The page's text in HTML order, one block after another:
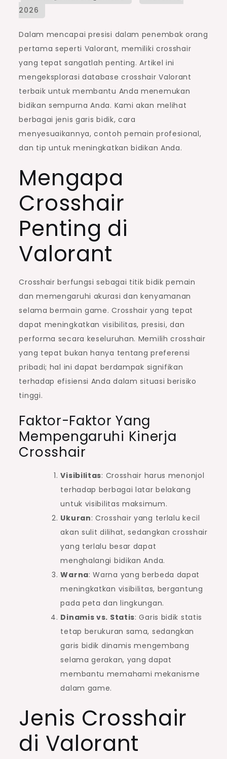
Dalam mencapai presisi dalam penembak orang
pertama seperti Valorant, memiliki crosshair
yang tepat sangatlah penting. Artikel ini
mengeksplorasi database crosshair Valorant
terbaik untuk membantu Anda menemukan
bidikan sempurna Anda. Kami akan melihat
berbagai jenis garis bidik, cara
menyesuaikannya, contoh pemain profesional,
dan tip untuk meningkatkan bidikan Anda.
Mengapa
Crosshair
Penting di
Valorant
Crosshair berfungsi sebagai titik bidik pemain
dan memengaruhi akurasi dan kenyamanan
selama bermain game. Crosshair yang tepat
dapat meningkatkan visibilitas, presisi, dan
performa secara keseluruhan. Memilih crosshair
yang tepat bukan hanya tentang preferensi
pribadi; hal ini dapat berdampak signifikan
terhadap efisiensi Anda dalam situasi berisiko
tinggi.
Faktor-Faktor Yang
Mempengaruhi Kinerja
Crosshair
Visibilitas: Crosshair harus menonjol
terhadap berbagai latar belakang
untuk visibilitas maksimum.
Ukuran: Crosshair yang terlalu kecil
akan sulit dilihat, sedangkan crosshair
yang terlalu besar dapat
menghalangi bidikan Anda.
Warna: Warna yang berbeda dapat
meningkatkan visibilitas, bergantung
pada peta dan lingkungan.
Dinamis vs. Statis: Garis bidik statis
tetap berukuran sama, sedangkan
garis bidik dinamis mengembang
selama gerakan, yang dapat
membantu memahami mekanisme
dalam game.
Jenis Crosshair
di Valorant